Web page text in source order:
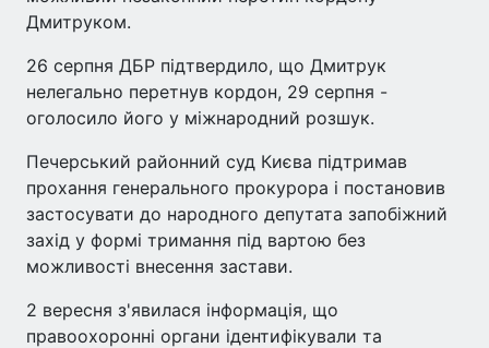
Дмитруком.
26 серпня ДБР підтвердило, що Дмитрук
нелегально перетнув кордон, 29 серпня -
оголосило його у міжнародний розшук.
Печерський районний суд Києва підтримав
прохання генерального прокурора і постановив
застосувати до народного депутата запобіжний
захід у формі тримання під вартою без
можливості внесення застави.
2 вересня з'явилася інформація, що
правоохоронні органи ідентифікували та